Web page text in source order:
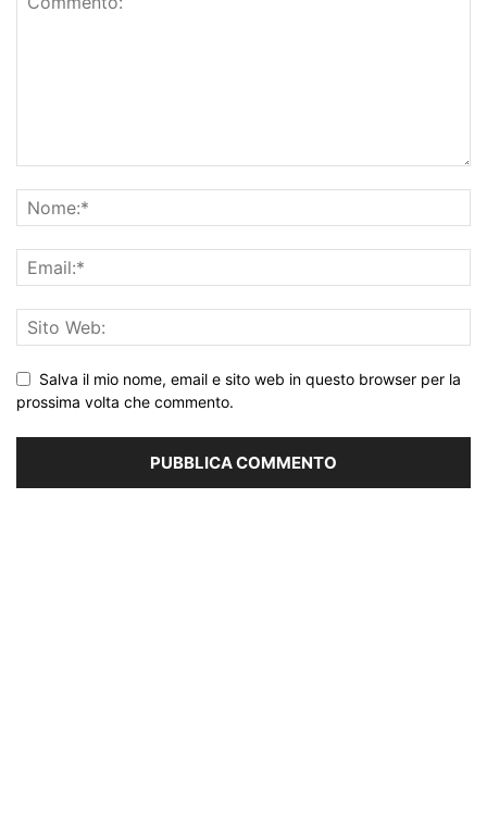
Salva il mio nome, email e sito web in questo browser per la
prossima volta che commento.